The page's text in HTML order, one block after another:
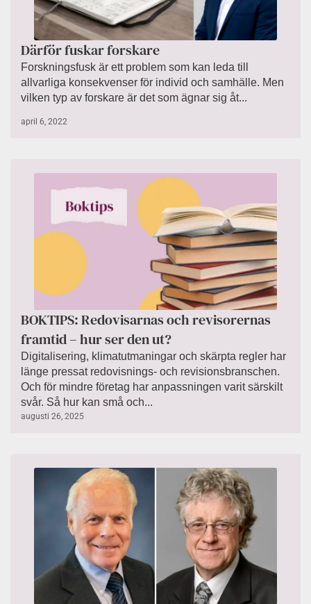
Därför fuskar forskare
Forskningsfusk är ett problem som kan leda till
allvarliga konsekvenser för individ och samhälle. Men
vilken typ av forskare är det som ägnar sig åt...
april 6, 2022
BOKTIPS: Redovisarnas och revisorernas
framtid – hur ser den ut?
Digitalisering, klimatutmaningar och skärpta regler har
länge pressat redovisnings- och revisionsbranschen.
Och för mindre företag har anpassningen varit särskilt
svår. Så hur kan små och...
augusti 26, 2025